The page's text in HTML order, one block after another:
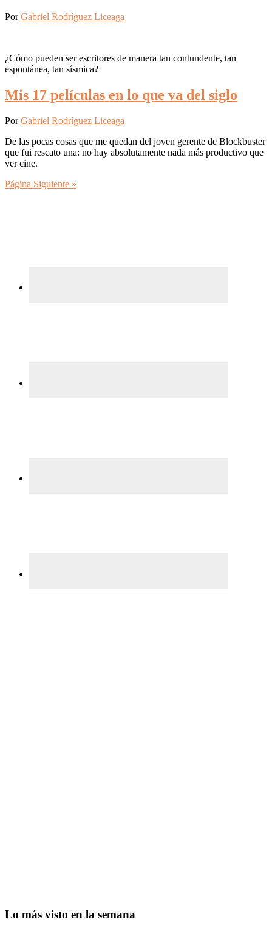
PorGabriel Rodríguez Liceaga
¿Cómo pueden ser escritores de manera tan contundente, tan
espontánea, tan sísmica?
Mis 17 películas en lo que va del siglo
PorGabriel Rodríguez Liceaga
De las pocas cosas que me quedan del joven gerente de Blockbuster
que fui rescato una: no hay absolutamente nada más productivo que
ver cine.
Página Siguiente »
Lo más visto en la semana